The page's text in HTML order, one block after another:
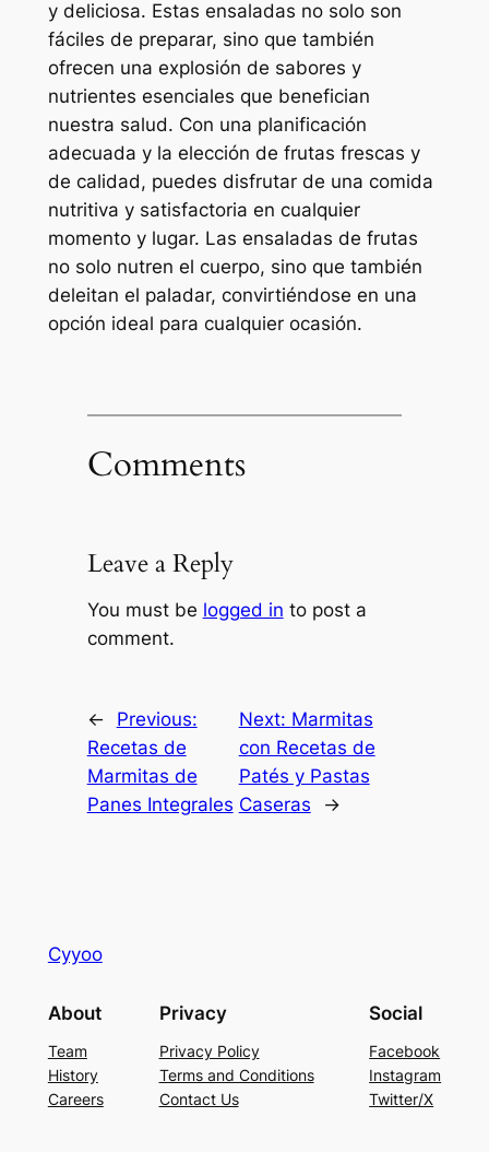
y deliciosa. Estas ensaladas no solo son
fáciles de preparar, sino que también
ofrecen una explosión de sabores y
nutrientes esenciales que benefician
nuestra salud. Con una planificación
adecuada y la elección de frutas frescas y
de calidad, puedes disfrutar de una comida
nutritiva y satisfactoria en cualquier
momento y lugar. Las ensaladas de frutas
no solo nutren el cuerpo, sino que también
deleitan el paladar, convirtiéndose en una
opción ideal para cualquier ocasión.
Comments
Leave a Reply
You must be logged in to post a
comment.
←
Previous:
Recetas de
Marmitas de
Panes Integrales
Next: Marmitas
con Recetas de
Patés y Pastas
Caseras
→
Cyyoo
About
Team
History
Careers
Privacy
Privacy Policy
Terms and Conditions
Contact Us
Social
Facebook
Instagram
Twitter/X